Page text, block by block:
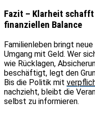
Fazit – Klarheit
finanziellen Balance
Familienleben bringt
Umgang mit Geld. Wer
wie Rücklagen,
beschäftigt, legt den
Bis die Politik mit
nachzieht, bleibt die
selbst zu informieren.